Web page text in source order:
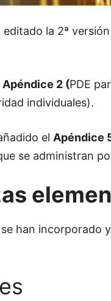
editado la 2ª
Apéndice 2 (PDE
individuales).
el Apéndice
se administran
se han incorporado